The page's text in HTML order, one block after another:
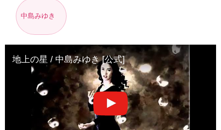
中島みゆき
地上の星 / 中島みゆき [公式]